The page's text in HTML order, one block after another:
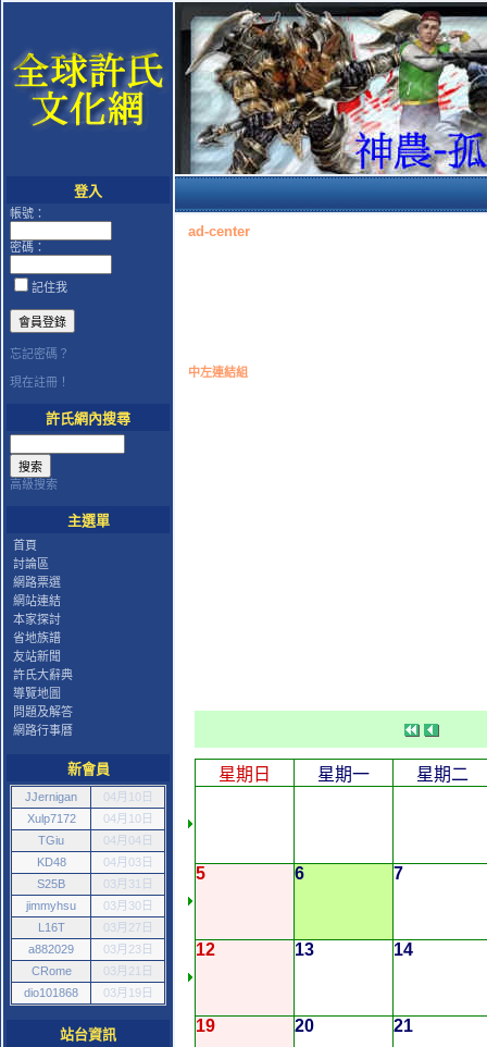
登入
帳號：
密碼：
記住我
忘記密碼？
現在註冊！
許氏網內搜尋
高級搜索
主選單
首頁
討論區
網路票選
網站連結
本家探討
省地族譜
友站新聞
許氏大辭典
導覽地圖
問題及解答
網路行事曆
新會員
JJernigan
04月10日
Xulp7172
04月10日
TGiu
04月04日
KD48
04月03日
S25B
03月31日
jimmyhsu
03月30日
L16T
03月27日
a882029
03月23日
CRome
03月21日
dio101868
03月19日
站台資訊
ad-center
中左連結組
星期日 星期一 星期二
5 6 7
12 13 14
19 20 21